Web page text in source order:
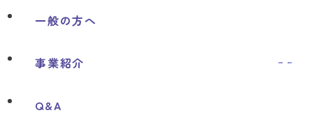
一般の方へ
事業紹介
Q&A